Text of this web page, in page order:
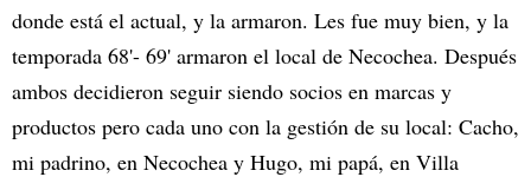
donde está el actual, y la armaron. Les fue muy bien, y la
temporada 68'- 69' armaron el local de Necochea. Después
ambos decidieron seguir siendo socios en marcas y
productos pero cada uno con la gestión de su local: Cacho,
mi padrino, en Necochea y Hugo, mi papá, en Villa